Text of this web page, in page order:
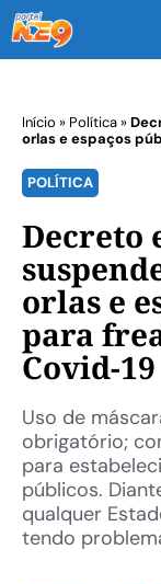
Início » Política»
orlas e espaços
POLÍTICA
Decreto
orlas e
para
Covid-19
Uso de
obrigatório;
para
públicos.
qualquer
tendo